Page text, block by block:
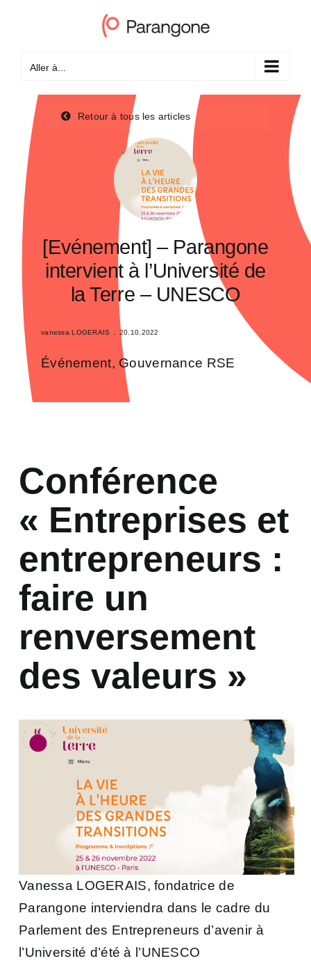
Aller à...
Retour à tous les articles
[Evénement] – Parangone
intervient à l’Université de
la Terre – UNESCO
vanessa LOGERAIS 20.10.2022
Événement, Gouvernance RSE
Conférence
« Entreprises et
entrepreneurs :
faire un
renversement
des valeurs »
Vanessa LOGERAIS, fondatrice de
Parangone interviendra dans le cadre du
Parlement des Entrepreneurs d’avenir à
l’Université d’été à l’UNESCO